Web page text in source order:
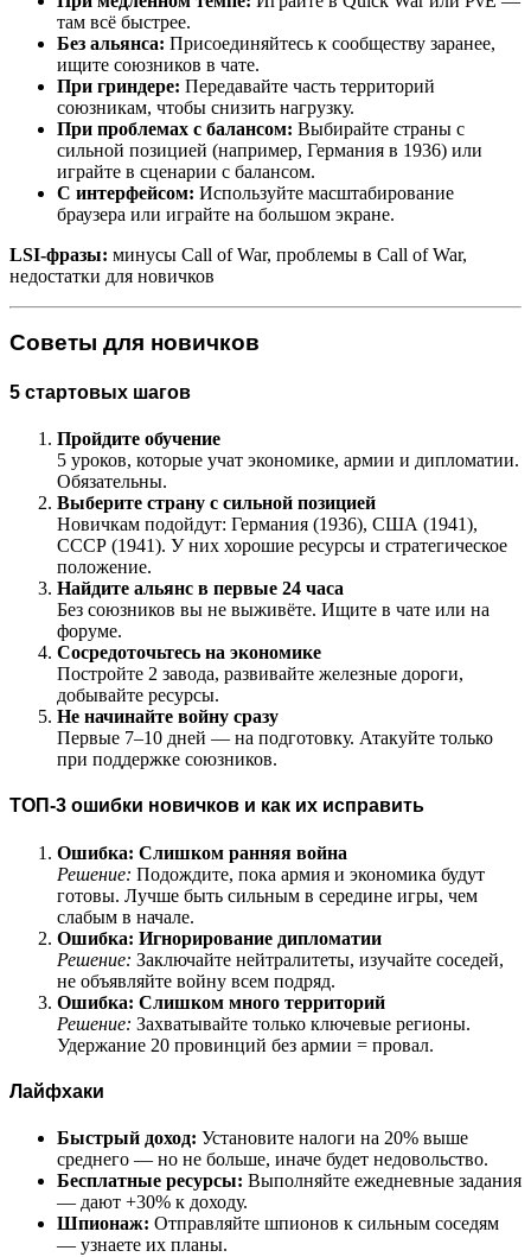
там всё быстрее.
Без альянса: Присоединяйтесь к сообществу заранее,
ищите союзников в чате.
При гриндере: Передавайте часть территорий
союзникам, чтобы снизить нагрузку.
При проблемах с балансом: Выбирайте страны с
сильной позицией (например, Германия в 1936) или
играйте в сценарии с балансом.
С интерфейсом: Используйте масштабирование
браузера или играйте на большом экране.
LSI-фразы: минусы Call of War, проблемы в Call of War,
недостатки для новичков
Советы для новичков
5 стартовых шагов
Пройдите обучение
5 уроков, которые учат экономике, армии и дипломатии.
Обязательны.
Выберите страну с сильной позицией
Новичкам подойдут: Германия (1936), США (1941),
СССР (1941). У них хорошие ресурсы и стратегическое
положение.
Найдите альянс в первые 24 часа
Без союзников вы не выживёте. Ищите в чате или на
форуме.
Сосредоточьтесь на экономике
Постройте 2 завода, развивайте железные дороги,
добывайте ресурсы.
Не начинайте войну сразу
Первые 7–10 дней — на подготовку. Атакуйте только
при поддержке союзников.
ТОП-3 ошибки новичков и как их исправить
Ошибка: Слишком ранняя война
Решение: Подождите, пока армия и экономика будут
готовы. Лучше быть сильным в середине игры, чем
слабым в начале.
Ошибка: Игнорирование дипломатии
Решение: Заключайте нейтралитеты, изучайте соседей,
не объявляйте войну всем подряд.
Ошибка: Слишком много территорий
Решение: Захватывайте только ключевые регионы.
Удержание 20 провинций без армии = провал.
Лайфхаки
Быстрый доход: Установите налоги на 20% выше
среднего — но не больше, иначе будет недовольство.
Бесплатные ресурсы: Выполняйте ежедневные задания
— дают +30% к доходу.
Шпионаж: Отправляйте шпионов к сильным соседям
— узнаете их планы.